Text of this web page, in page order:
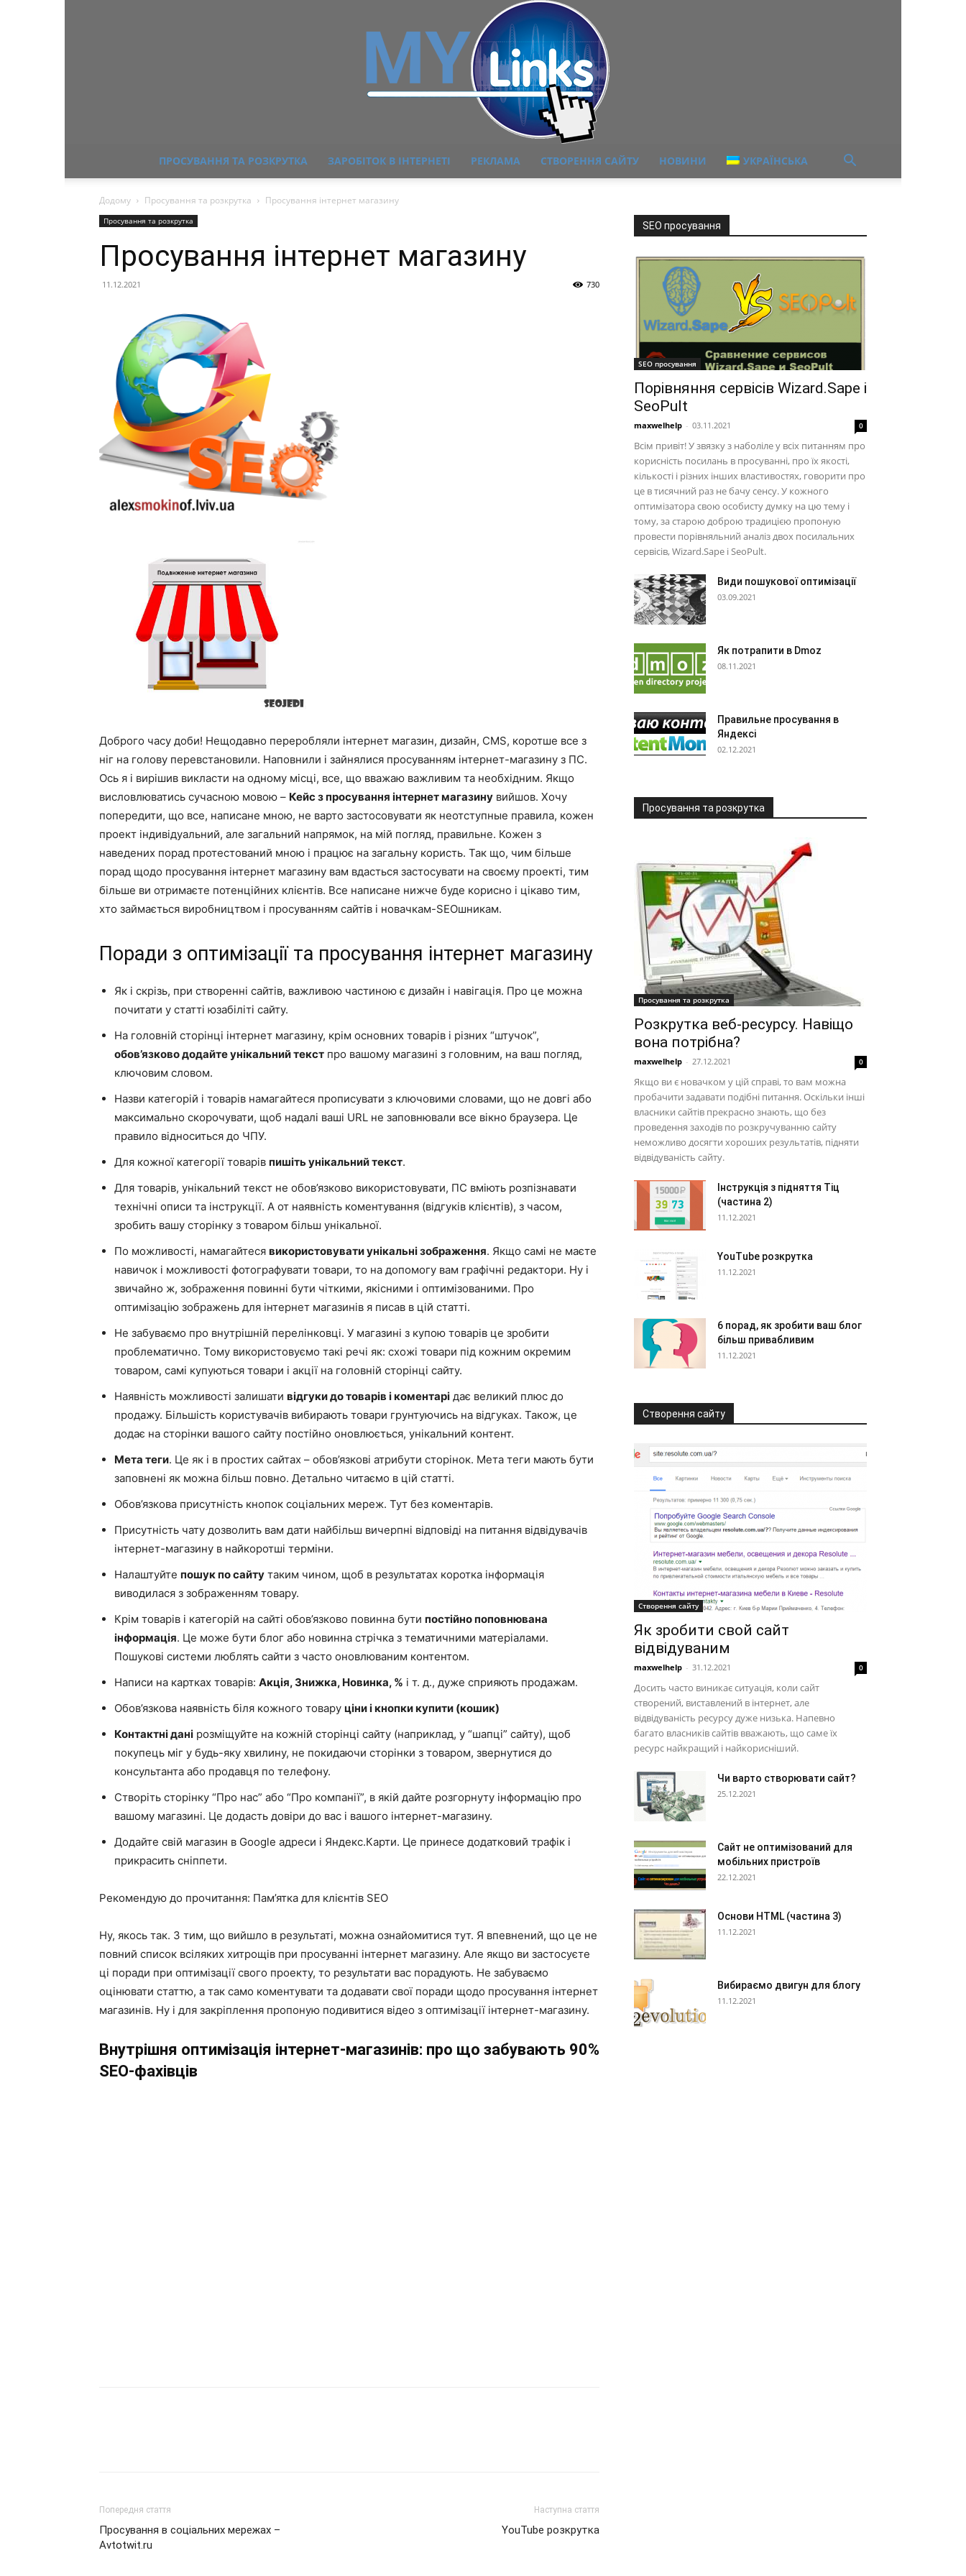
ПРОСУВАННЯ ТА РОЗКРУТКА ЗАРОБІТОК В ІНТЕРНЕТІ РЕКЛАМА СТВОРЕННЯ САЙТУ НОВИНИ УКРАЇНСЬКА
Додому Просування та розкрутка Просування інтернет магазину
Просування та розкрутка
Просування інтернет магазину
11.12.2021 730
Доброго часу доби! Нещодавно переробляли інтернет магазин, дизайн, CMS, коротше все з
ніг на голову перевстановили. Наповнили і зайнялися просуванням інтернет-магазину з ПС.
Ось я і вирішив викласти на одному місці, все, що вважаю важливим та необхідним. Якщо
висловлюватись сучасною мовою – Кейс з просування інтернет магазину вийшов. Хочу
попередити, що все, написане мною, не варто застосовувати як неотступные правила, кожен
проект індивідуальний, але загальний напрямок, на мій погляд, правильне. Кожен з
наведених порад протестований мною і працює на загальну користь. Так що, чим більше
порад щодо просування інтернет магазину вам вдасться застосувати на своєму проекті, тим
більше ви отримаєте потенційних клієнтів. Все написане нижче буде корисно і цікаво тим,
хто займається виробництвом і просуванням сайтів і новачкам-ЅЕОшникам.
Поради з оптимізації та просування інтернет магазину
Як і скрізь, при створенні сайтів, важливою частиною є дизайн і навігація. Про це можна
почитати у статті юзабіліті сайту.
На головній сторінці інтернет магазину, крім основних товарів і різних “штучок”,
обов’язково додайте унікальний текст про вашому магазині з головним, на ваш погляд,
ключовим словом.
Назви категорій і товарів намагайтеся прописувати з ключовими словами, що не довгі або
максимально скорочувати, щоб надалі ваші URL не заповнювали все вікно браузера. Це
правило відноситься до ЧПУ.
Для кожної категорії товарів пишіть унікальний текст.
Для товарів, унікальний текст не обов’язково використовувати, ПС вміють розпізнавати
технічні описи та інструкції. А от наявність коментування (відгуків клієнтів), з часом,
зробить вашу сторінку з товаром більш унікальної.
По можливості, намагайтеся використовувати унікальні зображення. Якщо самі не маєте
навичок і можливості фотографувати товари, то на допомогу вам графічні редактори. Ну і
звичайно ж, зображення повинні бути чіткими, якісними і оптимізованими. Про
оптимізацію зображень для інтернет магазинів я писав в цій статті.
Не забуваємо про внутрішній перелінковці. У магазині з купою товарів це зробити
проблематично. Тому використовуємо такі речі як: схожі товари під кожним окремим
товаром, самі купуються товари і акції на головній сторінці сайту.
Наявність можливості залишати відгуки до товарів і коментарі дає великий плюс до
продажу. Більшість користувачів вибирають товари грунтуючись на відгуках. Також, це
додає на сторінки вашого сайту постійно оновлюється, унікальний контент.
Мета теги. Це як і в простих сайтах – обов’язкові атрибути сторінок. Мета теги мають бути
заповнені як можна більш повно. Детально читаємо в цій статті.
Обов’язкова присутність кнопок соціальних мереж. Тут без коментарів.
Присутність чату дозволить вам дати найбільш вичерпні відповіді на питання відвідувачів
інтернет-магазину в найкоротші терміни.
Налаштуйте пошук по сайту таким чином, щоб в результатах коротка інформація
виводилася з зображенням товару.
Крім товарів і категорій на сайті обов’язково повинна бути постійно поповнювана
інформація. Це може бути блог або новинна стрічка з тематичними матеріалами.
Пошукові системи люблять сайти з часто оновлюваним контентом.
Написи на картках товарів: Акція, Знижка, Новинка, % і т. д., дуже сприяють продажам.
Обов’язкова наявність біля кожного товару ціни і кнопки купити (кошик)
Контактні дані розміщуйте на кожній сторінці сайту (наприклад, у “шапці” сайту), щоб
покупець міг у будь-яку хвилину, не покидаючи сторінки з товаром, звернутися до
консультанта або продавця по телефону.
Створіть сторінку “Про нас” або “Про компанії”, в якій дайте розгорнуту інформацію про
вашому магазині. Це додасть довіри до вас і вашого інтернет-магазину.
Додайте свій магазин в Google адреси і Яндекс.Карти. Це принесе додатковий трафік і
прикрасить сніппети.
Рекомендую до прочитання: Пам’ятка для клієнтів SEO
Ну, якось так. З тим, що вийшло в результаті, можна ознайомитися тут. Я впевнений, що це не
повний список всіляких хитрощів при просуванні інтернет магазину. Але якщо ви застосуєте
ці поради при оптимізації свого проекту, то результати вас порадують. Не забуваємо
оцінювати статтю, а так само коментувати та додавати свої поради щодо просування інтернет
магазинів. Ну і для закріплення пропоную подивитися відео з оптимізації інтернет-магазину.
Внутрішня оптимізація інтернет-магазинів: про що забувають 90%
SEO-фахівців
Попередня стаття
Просування в соціальних мережах –
Avtotwit.ru
Наступна стаття
YouTube розкрутка
SEO просування
SEO просування
Порівняння сервісів Wizard.Sape і
SeoPult
maxwelhelp - 03.11.2021 0
Всім привіт! У звязку з наболіле у всіх питанням про
корисність посилань в просуванні, про їх якості,
кількості і різних інших властивостях, говорити про
це в тисячний раз не бачу сенсу. У кожного
оптимізатора свою особисту думку на цю тему і
тому, за старою доброю традицією пропоную
провести порівняльний аналіз двох посилальних
сервісів, Wizard.Sape і SeoPult.
Види пошукової оптимізації
03.09.2021
Як потрапити в Dmoz
08.11.2021
Правильне просування в
Яндексі
02.12.2021
Просування та розкрутка
Просування та розкрутка
Розкрутка веб-ресурсу. Навіщо
вона потрібна?
maxwelhelp - 27.12.2021 0
Якщо ви є новачком у цій справі, то вам можна
пробачити задавати подібні питання. Оскільки інші
власники сайтів прекрасно знають, що без
проведення заходів по розкручуванню сайту
неможливо досягти хороших результатів, підняти
відвідуваність сайту.
Інструкція з підняття Тіц
(частина 2)
11.12.2021
YouTube розкрутка
11.12.2021
6 порад, як зробити ваш блог
більш привабливим
11.12.2021
Створення сайту
Створення сайту
Як зробити свой сайт
відвідуваним
maxwelhelp - 31.12.2021 0
Досить часто виникає ситуація, коли сайт
створений, виставлений в інтернет, але
відвідуваність ресурсу дуже низька. Напевно
багато власників сайтів вважають, що саме їх
ресурс найкращий і найкорисніший.
Чи варто створювати сайт?
25.12.2021
Сайт не оптимізований для
мобільних пристроїв
22.12.2021
Основи HTML (частина 3)
11.12.2021
Вибираємо двигун для блогу
11.12.2021